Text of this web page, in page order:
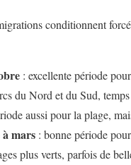
conditionnent
: excellente période
du Nord et du Sud,
aussi pour la plage,
mars : bonne période
plus verts, parfois de